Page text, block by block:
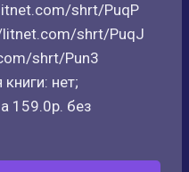
shrt/PuqP
shrt/PuqJ
shrt/Pun3
нет;
159.0р. без